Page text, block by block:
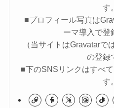
す。
■プロフィール写真は
ーマ導入で登
（当サイトはGravatar
の登録
■下のSNSリンクはすべ
す。